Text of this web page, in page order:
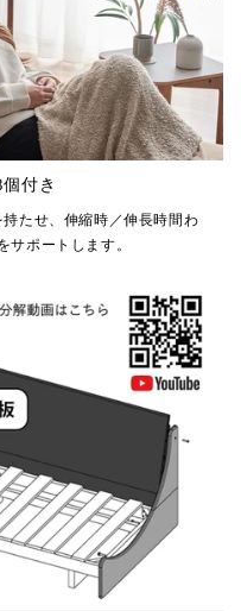
付き
たせ、伸縮時／伸長時間わ
サポートします。